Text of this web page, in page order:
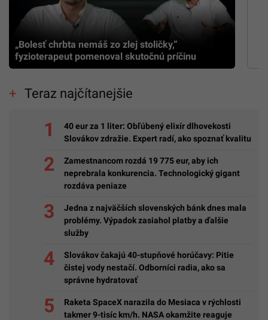
„Bolesť chrbta nemáš zo zlej stoličky,”
fyzioterapeut pomenoval skutočnú príčinu
Teraz najčítanejšie
40 eur za 1 liter: Obľúbený elixír dlhovekosti
Slovákov zdražie. Expert radí, ako spoznať kvalitu
Zamestnancom rozdá 19 775 eur, aby ich
neprebrala konkurencia. Technologický gigant
rozdáva peniaze
Jedna z najväčších slovenských bánk dnes mala
problémy. Výpadok zasiahol platby a ďalšie
služby
Slovákov čakajú 40-stupňové horúčavy: Pitie
čistej vody nestačí. Odborníci radia, ako sa
správne hydratovať
Raketa SpaceX narazila do Mesiaca v rýchlosti
takmer 9-tisíc km/h. NASA okamžite reaguje